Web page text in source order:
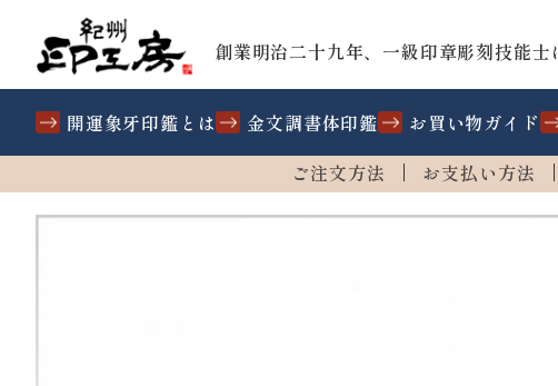
創業明治二十九年、一級印章彫刻技能士
開運象牙印鑑とは 金文調書体印鑑 お買い物ガイド
ご注文方法
お支払い方法